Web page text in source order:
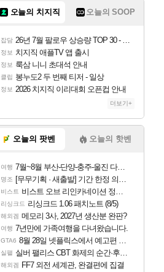
오늘의 치지직 오늘의 SOOP
잡담 26년 7월 팔로우 상승량 TOP 30 - 월간 치지직
정보 치지직 애플TV 앱 출시
정보 룩삼 니니 초대석 안내
클립 봉누도2 두 번째 티저 - 일상
정보 2026 치지직 이리대회 오픈컵 안내
더보기+
오늘의 팟벤 오늘의 핫벤
여행 7월~8월 부산-단양-충주-울진 다녀왔어요~
명조 [무무기획 · 새출발] 기간 한정 의뢰 이벤트
비스트 비스트 오브 리인카네이션 정보/공략글 모음
리싱크드 리싱크드 1.06 패치노트 (8/5)
해외겜 메모리 3사, 2027년 생산분 완판?
여행 7년만에 가족여행을 다녀왔습니다.
GTA6 8월 28일 넷플릭스에서 예고편 공개 예정
실팰 실버 팰리스 CBT 화제의 순간·후기 모음
해외겜 FF7 외전 세계관, 완결편에 집결